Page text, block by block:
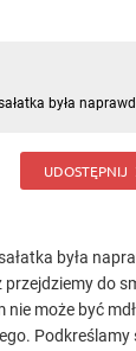
była
UDOSTĘPNIJ
była
do
nie może być
Podkreślamy